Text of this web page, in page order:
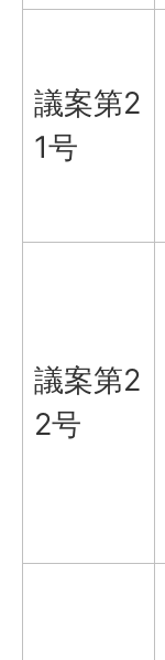
議案第2
1号
議案第2
2号